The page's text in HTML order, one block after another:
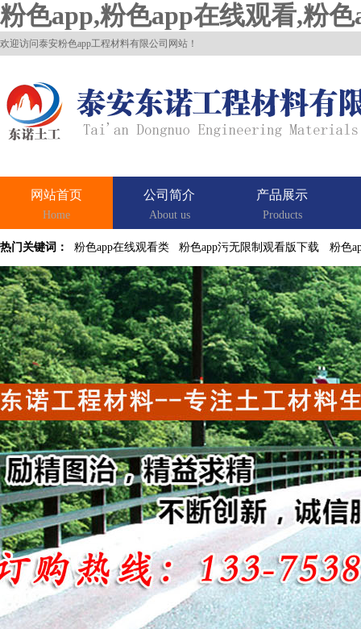
粉色app,粉色app在线观看,粉
欢迎访问泰安粉色app工程材料有限公司网站！
网站首页
Home
公司简介
About us
产品展示
Products
热门关键词： 粉色app在线观看类 粉色app污无限制观看版下载 粉色